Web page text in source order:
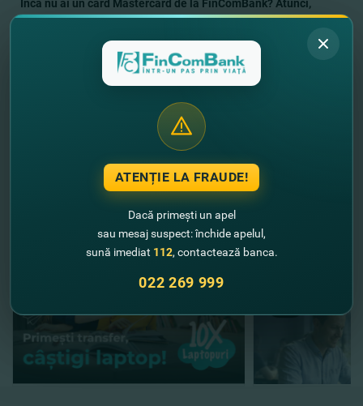
Încă nu ai un card Mastercard de la FinComBank? Atunci,
Vreai să afli despre toate ofertele
speciale Mastercard?
Alte noutăţiATENȚIE LA FRAUDE!
Dacă primești un apel
sau mesaj suspect: închide apelul,
sună imediat 112, contactează banca.
022 269 999